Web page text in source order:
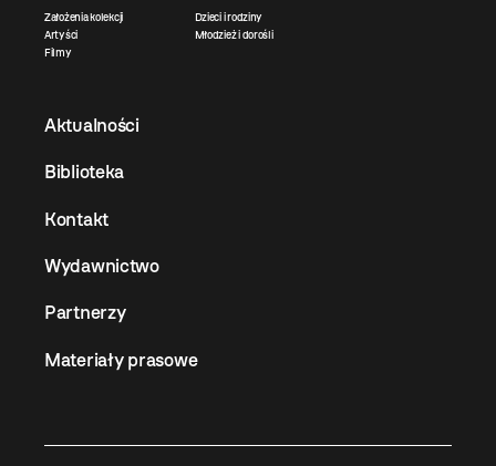
Założenia kolekcji
Artyści
Filmy
Dzieci i rodziny
Młodzież i dorośli
Aktualności
Biblioteka
Kontakt
Wydawnictwo
Partnerzy
Materiały prasowe